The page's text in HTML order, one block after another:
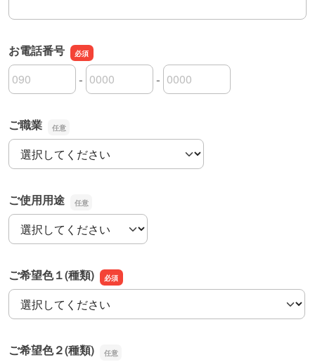
お電話番号
お電話番号の市外局番
-
お電話番号の市内局番 -
お電話番号の加入者番号
ご職業
ご職業
ご使用用途
ご使用用途
ご希望色１(種類)
ご希望色１(種類)
ご希望色２(種類)